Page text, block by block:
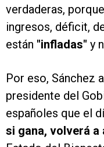
verdaderas,
ingresos, déficit,
están "infladas" y
Por eso, Sánchez
presidente del
españoles que el
si gana, volverá